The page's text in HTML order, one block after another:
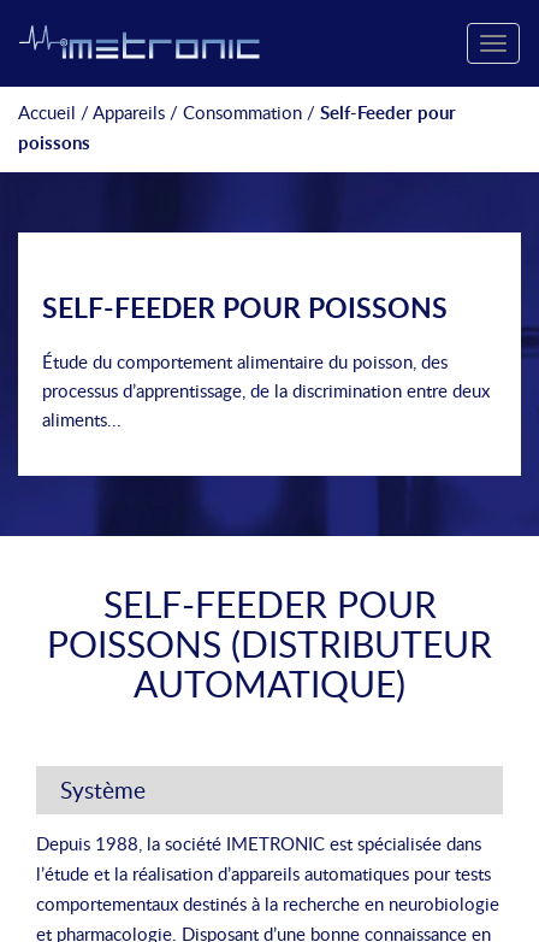
Toggle
Accueil /Appareils / Consommation / Self-Feeder pour
poissons
SELF-FEEDER POUR POISSONS
Étude du comportement alimentaire du poisson, des
processus d’apprentissage, de la discrimination entre deux
aliments...
SELF-FEEDER POUR
POISSONS (DISTRIBUTEUR
AUTOMATIQUE)
Système
Depuis 1988, la société IMETRONIC est spécialisée dans
l’étude et la réalisation d’appareils automatiques pour tests
comportementaux destinés à la recherche en neurobiologie
et pharmacologie. Disposant d’une bonne connaissance en